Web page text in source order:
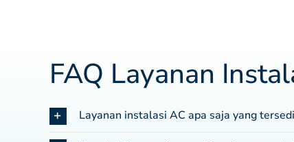
FAQ Layanan
Layanan instalasi AC apa saja yang